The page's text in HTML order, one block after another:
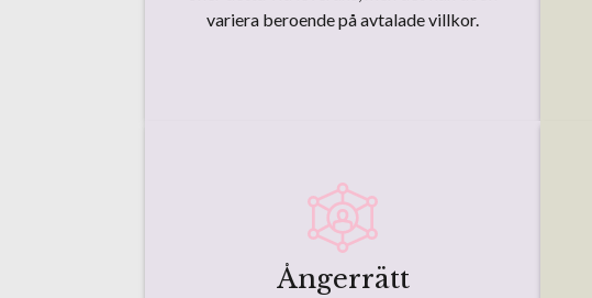
variera beroende på avtalade villkor.
Ångerrätt